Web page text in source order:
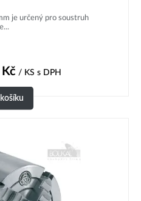
je určený pro soustruh
Kč/ KS s DPH